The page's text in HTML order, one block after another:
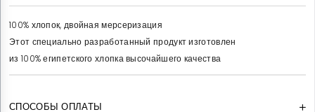
100% хлопок, двойная мерсеризация
Этот специально разработанный продукт изготовлен
из 100% египетского хлопка высочайшего качества
СПОСОБЫ ОПЛАТЫ